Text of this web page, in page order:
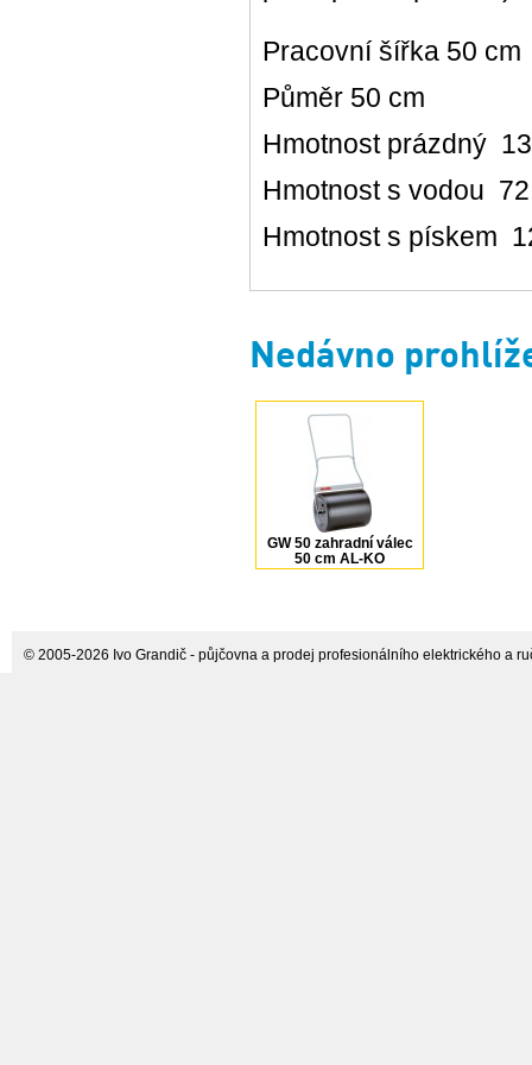
Pracovní šířka 50 cm
Půměr 50 cm
Hmotnost prázdný
Hmotnost s vodou
Hmotnost s pískem
Nedávno
GW 50 zahradní válec
50 cm AL-KO
© 2005-2026 Ivo Grandič - půjčovna a prodej profesionálního elektrického a